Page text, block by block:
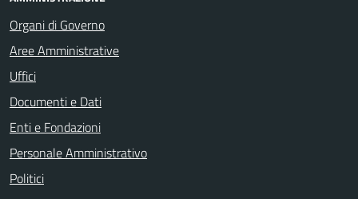
Organi di Governo
Aree Amministrative
Uffici
Documenti e Dati
Enti e Fondazioni
Personale Amministrativo
Politici